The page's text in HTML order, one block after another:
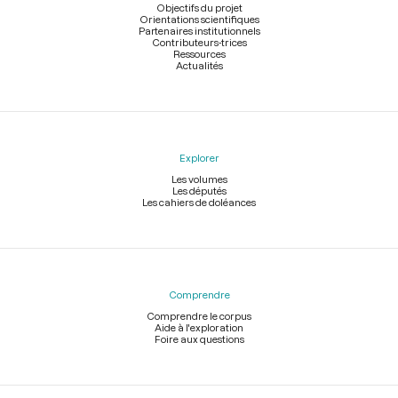
Objectifs du projet
Orientations scientifiques
Partenaires institutionnels
Contributeurs-trices
Ressources
Actualités
Explorer
Les volumes
Les députés
Les cahiers de doléances
Comprendre
Comprendre le corpus
Aide à l'exploration
Foire aux questions